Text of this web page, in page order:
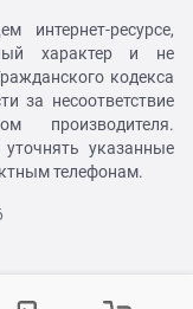
интернет-ресурсе,
характер и не
кодекса
за несоответствие
производителя.
указанные
телефонам.